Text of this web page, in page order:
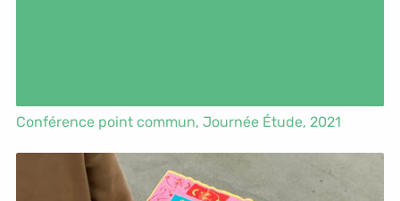
Conférence point commun, Journée Étude, 2021